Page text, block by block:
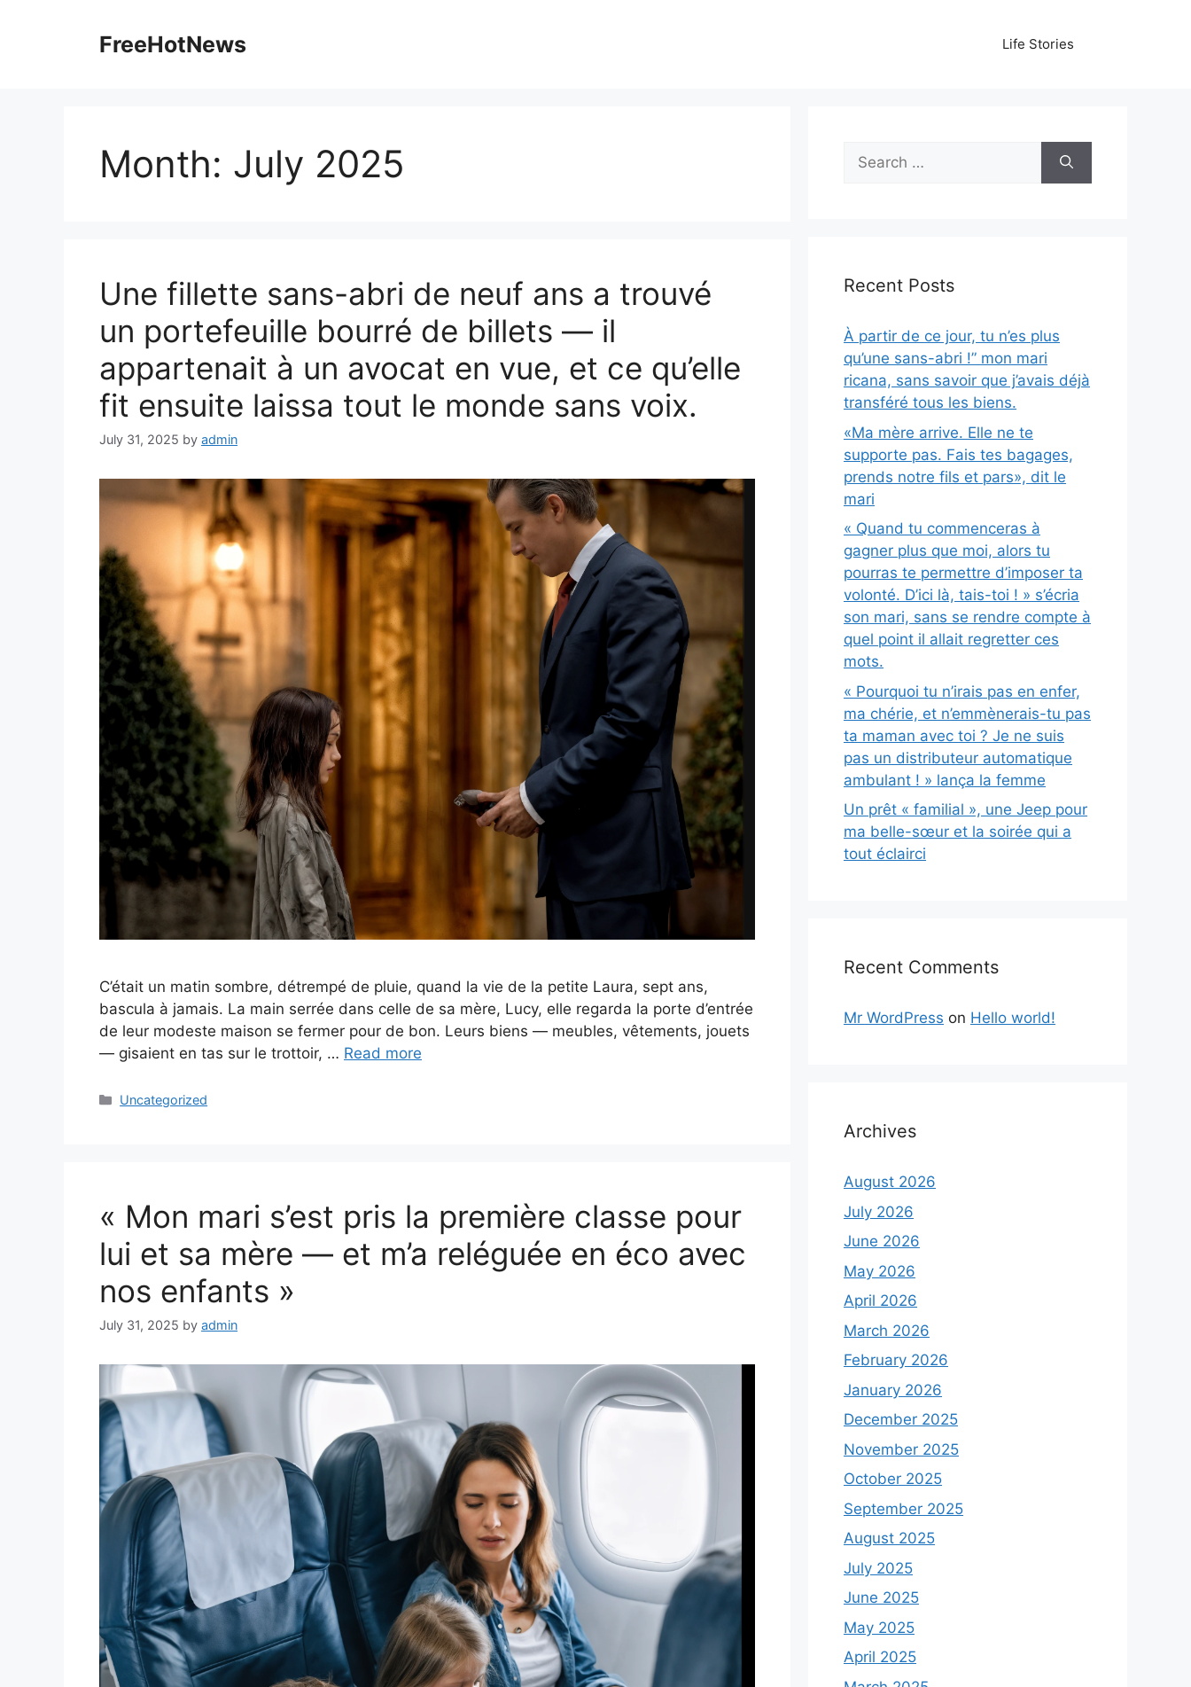
FreeHotNews Life Stories
Month: July 2025
Une fillette sans-abri de neuf ans a trouvé
un portefeuille bourré de billets — il
appartenait à un avocat en vue, et ce qu’elle
fit ensuite laissa tout le monde sans voix.
July 31, 2025 by admin
C’était un matin sombre, détrempé de pluie, quand la vie de la petite Laura, sept ans,
bascula à jamais. La main serrée dans celle de sa mère, Lucy, elle regarda la porte d’entrée
de leur modeste maison se fermer pour de bon. Leurs biens — meubles, vêtements, jouets
— gisaient en tas sur le trottoir, … Read more
Categories
Uncategorized
« Mon mari s’est pris la première classe pour
lui et sa mère — et m’a reléguée en éco avec
nos enfants »
July 31, 2025 by admin
Search
for:
Recent Posts
À partir de ce jour, tu n’es plus
qu’une sans-abri !” mon mari
ricana, sans savoir que j’avais déjà
transféré tous les biens.
«Ma mère arrive. Elle ne te
supporte pas. Fais tes bagages,
prends notre fils et pars», dit le
mari
« Quand tu commenceras à
gagner plus que moi, alors tu
pourras te permettre d’imposer ta
volonté. D’ici là, tais-toi ! » s’écria
son mari, sans se rendre compte à
quel point il allait regretter ces
mots.
« Pourquoi tu n’irais pas en enfer,
ma chérie, et n’emmènerais-tu pas
ta maman avec toi ? Je ne suis
pas un distributeur automatique
ambulant ! » lança la femme
Un prêt « familial », une Jeep pour
ma belle-sœur et la soirée qui a
tout éclairci
Recent Comments
Mr WordPress on Hello world!
Archives
August 2026
July 2026
June 2026
May 2026
April 2026
March 2026
February 2026
January 2026
December 2025
November 2025
October 2025
September 2025
August 2025
July 2025
June 2025
May 2025
April 2025